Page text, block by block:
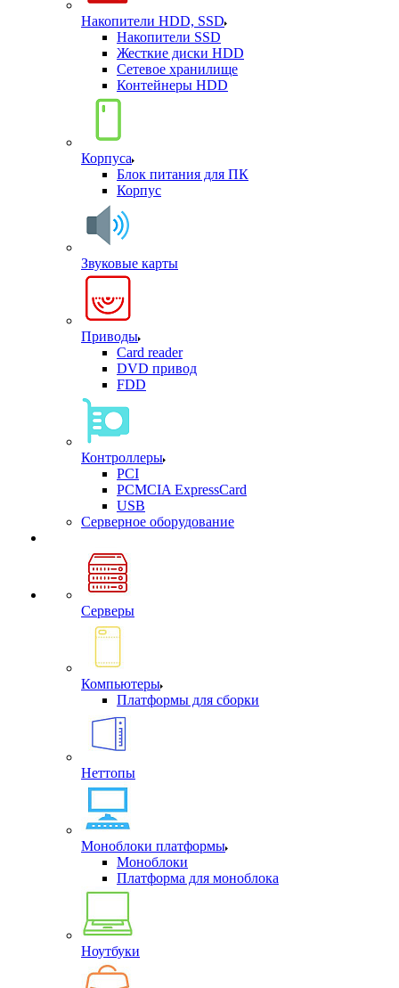
Накопители HDD, SSD
Накопители SSD
Жесткие диски HDD
Сетевое хранилище
Контейнеры HDD
Корпуса
Блок питания для ПК
Корпус
Звуковые карты
Приводы
Card reader
DVD привод
FDD
Контроллеры
PCI
PCMCIA ExpressCard
USB
Cерверное оборудование
Серверы
Компьютеры
Платформы для сборки
Неттопы
Моноблоки платформы
Моноблоки
Платформа для моноблока
Ноутбуки